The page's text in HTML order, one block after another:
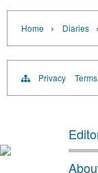
Home › Diaries ›
Privacy Terms